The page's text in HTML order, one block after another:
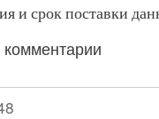
и срок поставки
комментарии